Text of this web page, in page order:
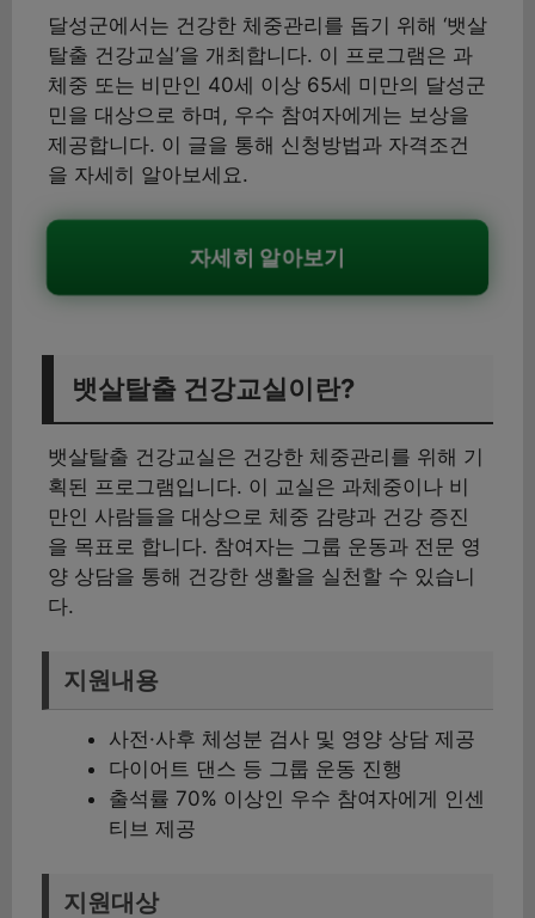
달성군에서는 건강한 체중관리를 돕기 위해 ‘뱃살
탈출 건강교실’을 개최합니다. 이 프로그램은 과
체중 또는 비만인 40세 이상 65세 미만의 달성군
민을 대상으로 하며, 우수 참여자에게는 보상을
제공합니다. 이 글을 통해 신청방법과 자격조건
을 자세히 알아보세요.
자세히 알아보기
뱃살탈출 건강교실이란?
뱃살탈출 건강교실은 건강한 체중관리를 위해 기
획된 프로그램입니다. 이 교실은 과체중이나 비
만인 사람들을 대상으로 체중 감량과 건강 증진
을 목표로 합니다. 참여자는 그룹 운동과 전문 영
양 상담을 통해 건강한 생활을 실천할 수 있습니
다.
지원내용
사전·사후 체성분 검사 및 영양 상담 제공
다이어트 댄스 등 그룹 운동 진행
출석률 70% 이상인 우수 참여자에게 인센
티브 제공
지원대상